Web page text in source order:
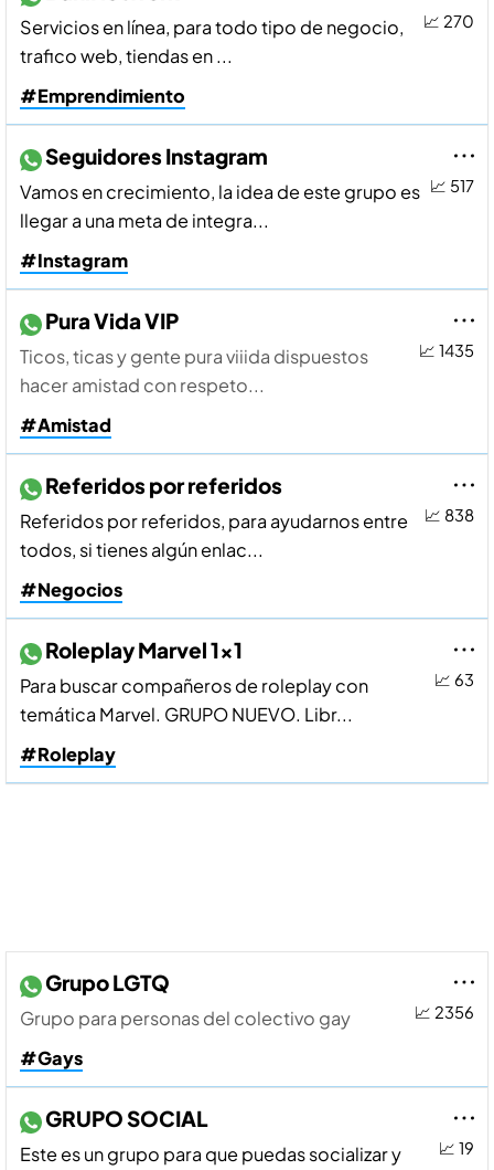
📈 270
Servicios en lí­nea, para todo tipo de negocio,
trafico web, tiendas en ...
#Emprendimiento
📈 517
Seguidores Instagram
Vamos en crecimiento, la idea de este grupo es
llegar a una meta de integra...
#Instagram
📈 1435
Pura Vida VIP
Ticos, ticas y gente pura viiida dispuestos
hacer amistad con respeto...
#Amistad
📈 838
Referidos por referidos
Referidos por referidos, para ayudarnos entre
todos, si tienes algún enlac...
#Negocios
📈 63
Roleplay Marvel 1x1
Para buscar compañeros de roleplay con
temática Marvel. GRUPO NUEVO. Libr...
#Roleplay
📈 2356
Grupo LGTQ
Grupo para personas del colectivo gay
#Gays
📈 19
GRUPO SOCIAL
Este es un grupo para que puedas socializar y